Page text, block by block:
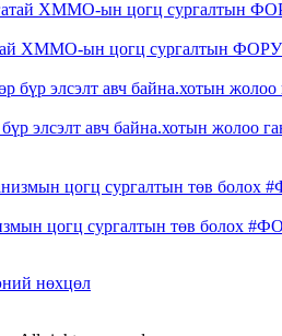
ХММО-ын цогц сургалтын
элсэлт авч байна.хотын жолоо
цогц сургалтын төв болох
нөхцөл